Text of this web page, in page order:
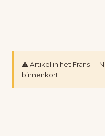
⚠️ Artikel in het Frans —
binnenkort.